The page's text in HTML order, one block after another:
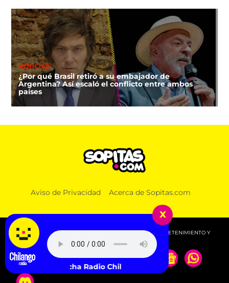
NOTICIAS
¿Por qué Brasil retiró a su embajador de
Argentina? Así escaló el conflicto entre ambos
países
Aviso de Privacidad Acerca de Sopitas.com
© 2026 SOPITAS.COM - MÚSICA, NOTICIAS, DEPORTES, ENTRETENIMIENTO Y
MÁS!.
x
Escucha Radio Chilango -